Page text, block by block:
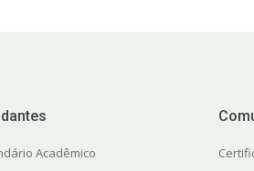
Acadêmico